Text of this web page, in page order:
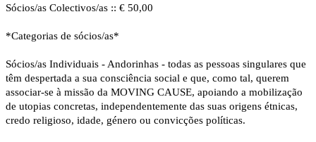
Sócios/as Colectivos/as :: € 50,00
*Categorias de sócios/as*
Sócios/as Individuais - Andorinhas - todas as pessoas singulares que
têm despertada a sua consciência social e que, como tal, querem
associar-se à missão da MOVING CAUSE, apoiando a mobilização
de utopias concretas, independentemente das suas origens étnicas,
credo religioso, idade, género ou convicções políticas.